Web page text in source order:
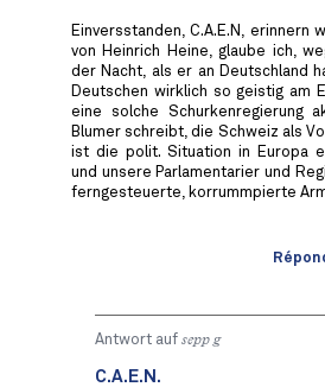
Einversstanden, C.A.E.N, erinnern
von Heinrich Heine, glaube ich,
der Nacht, als er an Deutschland
Deutschen wirklich so geistig am
eine solche Schurkenregierung
Blumer schreibt, die Schweiz als
ist die polit. Situation in Europa
und unsere Parlamentarier und
ferngesteuerte, korrummpierte
Antwort auf sepp g
C.A.E.N.